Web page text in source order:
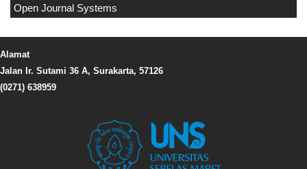
Open Journal Systems
Alamat
Jalan Ir. Sutami 36 A, Surakarta, 57126
(0271) 638959